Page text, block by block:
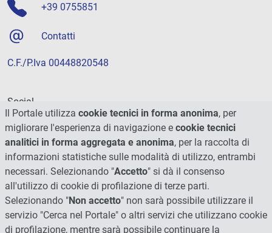
+39 0755851
Contatti
C.F./P.Iva 00448820548
Social
Il Portale utilizza cookie tecnici in forma anonima, per
migliorare l'esperienza di navigazione e cookie tecnici
analitici in forma aggregata e anonima, per la raccolta di
informazioni statistiche sulle modalità di utilizzo, entrambi
necessari. Selezionando "Accetto" si dà il consenso
all'utilizzo di cookie di profilazione di terze parti.
Selezionando "Non accetto" non sarà possibile utilizzare il
servizio "Cerca nel Portale" o altri servizi che utilizzano cookie
di profilazione, mentre sarà possibile continuare la